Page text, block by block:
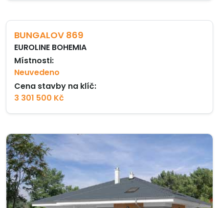
BUNGALOV 869
EUROLINE BOHEMIA
Místnosti:
Neuvedeno
Cena stavby na klíč:
3 301 500 Kč